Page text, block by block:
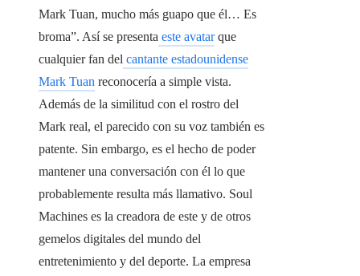
Mark Tuan, mucho más guapo que él… Es
broma”. Así se presenta este avatarque
cualquier fan del cantante estadounidense
Mark Tuan reconocería a simple vista.
Además de la similitud con el rostro del
Mark real, el parecido con su voz también es
patente. Sin embargo, es el hecho de poder
mantener una conversación con él lo que
probablemente resulta más llamativo. Soul
Machines es la creadora de este y de otros
gemelos digitales del mundo del
entretenimiento y del deporte. La empresa